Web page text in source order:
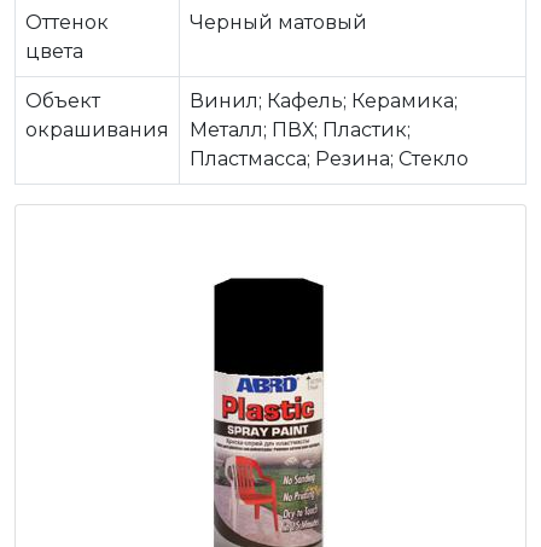
Оттенок
цвета
Черный матовый
Объект
окрашивания
Винил; Кафель; Керамика;
Металл; ПВХ; Пластик;
Пластмасса; Резина; Стекло